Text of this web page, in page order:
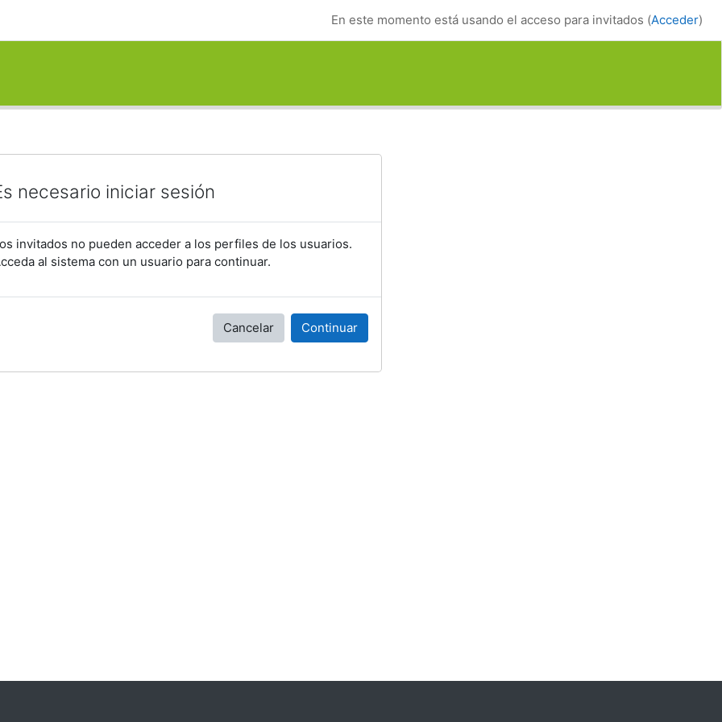
En este momento está usando el acceso para invitados (Acceder)
necesario iniciar sesión
invitados no pueden acceder a los perfiles de los usuarios.
al sistema con un usuario para continuar.
Cancelar Continuar